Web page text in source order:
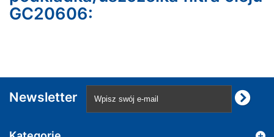
GC20606:
Newsletter